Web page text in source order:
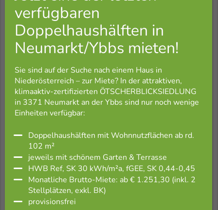
22. April 2026
Holzbauprojekt in Traismauer
Weiterlesen
25. November 2025
GED auf Whatsapp – folgen Sie uns
Weiterlesen
Sie sind auf der Suche nach einem Haus in
Niederösterreich – zur Miete? In der attraktiven,
klimaaktiv-zertifizierten ÖTSCHERBLICKSIEDLUNG
in 3371 Neumarkt an der Ybbs sind nur noch wenige
Einheiten verfügbar:
Doppelhaushälften mit Wohnnutzflächen ab rd.
102 m²
jeweils mit schönem Garten & Terrasse
HWB Ref, SK 30 kWh/m²a, fGEE, SK 0,44-0,45
Monatliche Brutto-Miete: ab € 1.251,30 (inkl. 2
Stellplätzen, exkl. BK)
provisionsfrei